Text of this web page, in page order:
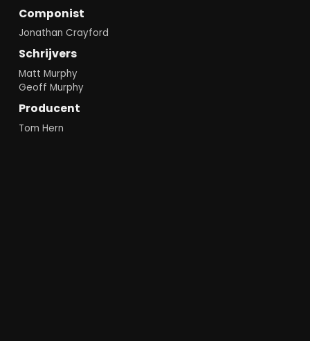
Componist
Jonathan Crayford
Schrijvers
Matt Murphy
Geoff Murphy
Producent
Tom Hern